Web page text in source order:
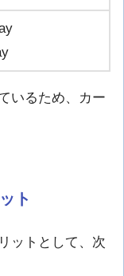
いるため、カー
ト
ットとして、次